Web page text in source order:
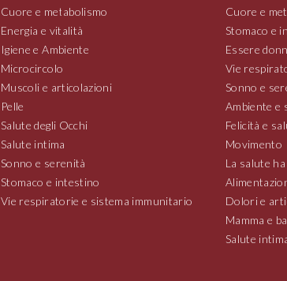
Cuore e metabolismo
Energia e vitalità
Igiene e Ambiente
Microcircolo
Muscoli e articolazioni
Pelle
Salute degli Occhi
Salute intima
Sonno e serenità
Stomaco e intestino
Vie respiratorie e sistema immunitario
Cuore e
Stomaco e
Essere
Vie
Sonno e
Ambiente e
Felicità e
Movimento
La salute
Dolori e
Mamma e
Salute